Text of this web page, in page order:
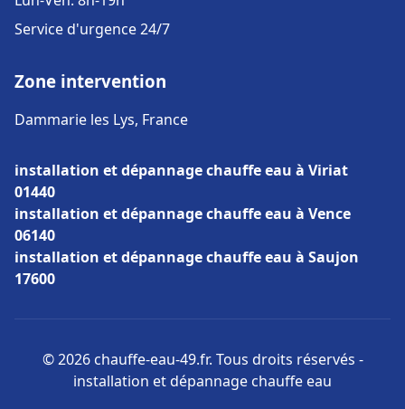
Service d'urgence 24/7
Zone intervention
Dammarie les Lys, France
installation et dépannage chauffe eau à Viriat
01440
installation et dépannage chauffe eau à Vence
06140
installation et dépannage chauffe eau à Saujon
17600
© 2026 chauffe-eau-49.fr. Tous droits réservés -
installation et dépannage chauffe eau